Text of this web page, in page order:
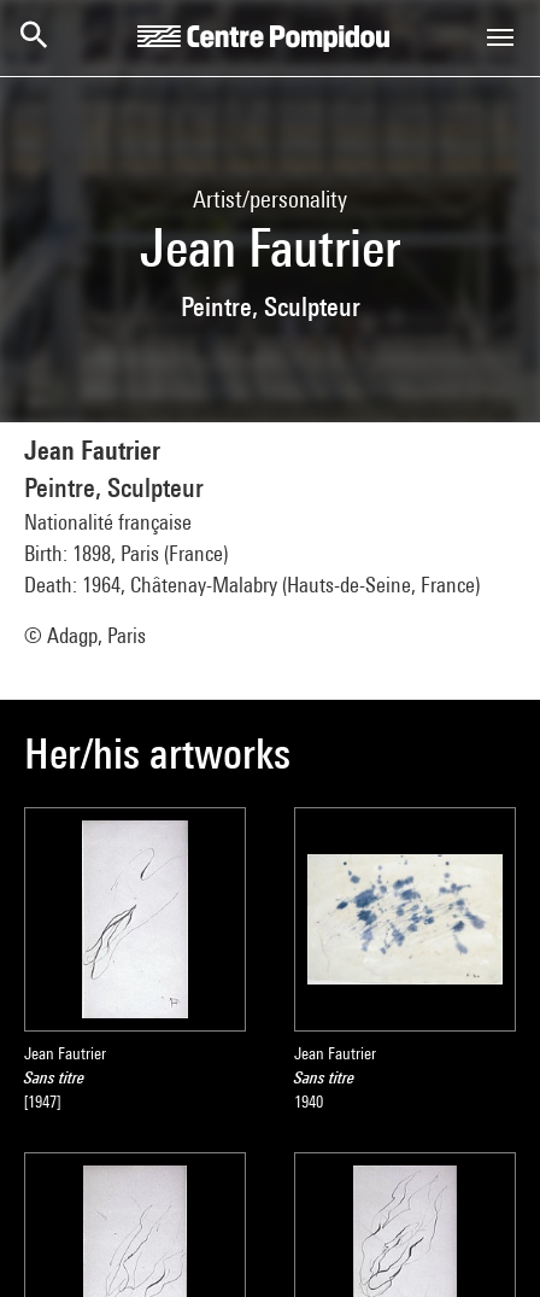
Artist/personality
Jean Fautrier
Peintre, Sculpteur
Jean Fautrier
Peintre, Sculpteur
Nationalité française
Birth: 1898, Paris (France)
Death: 1964, Châtenay-Malabry (Hauts-de-Seine, France)
© Adagp, Paris
Her/his artworks
Jean Fautrier
Sans titre
[1947]
Jean Fautrier
Sans titre
1940